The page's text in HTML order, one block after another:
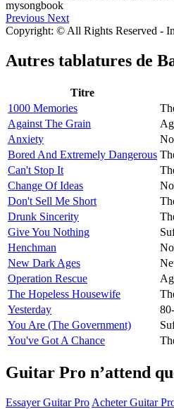
Previous Next
Copyright: © All Rights Reserved -
Autres tablatures de
Titre
1000 Memories
Against The Grain
Anxiety
Bored And Extremely Dangerous
Can't Stop It
Change Of Ideas
Don't Sell Me Short
Drunk Sincerity
Give You Nothing
Henchman
New Dark Ages
Operation Rescue
The Hopeless Housewife
Yesterday
You Are (The Government)
You've Got A Chance
Guitar Pro n’attend
Essayer Guitar Pro Acheter Guitar